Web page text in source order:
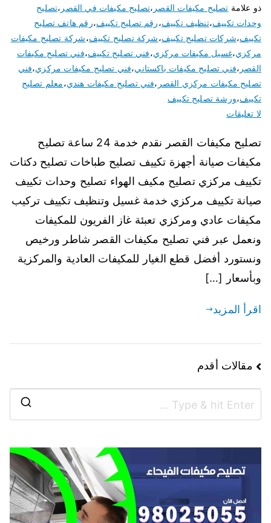
ذو علامة تصليح مكيفات القصر ،تصليح مكيفات في القصر ،تصليح
وحدات تكييف،تنظيف تكييف،رقم تصليح تكييف،رقم هاتف تصليح
تكييف،شركات تصليح تكييف،شركة تصليح تكييف،شركة تصليح مكيفات
مركزي،غسيل مكيفات مركزي،فني تصليح تكييف،فني تصليح مكيفات
القصر ،فني تصليح مكيفات باكستاني،فني تصليح مكيفات مركزي،فني
تصليح مكيفات مركزي القصر ،فني تصليح مكيفات هندي،معلم تصليح
تكييف،ورشة تصليح تكييف
لا تعليقات
تصليح مكيفات القصر نقدم خدمة 24 ساعة تصليح
مكيفات صيانة أجهزة تكييف تصليح طباخات تصليح دكتات
تكييف مركزي تصليح مكيف الهواء تصليح وحدات تكييف
صيانة تكييف مركزي خدمة غسيل وتنظيف تكييف تركيب
مكيفات عادي ومركزي تعبئة غاز الفريون للمكيفات
ونعمل عبر فني تصليح مكيفات القصر شاطر ورخيص
ونستورد أفضل قطع الغيار للمكيفات العادية والمركزية
وبأسعار […]
اقرأ المزيد
مقالات أقدم